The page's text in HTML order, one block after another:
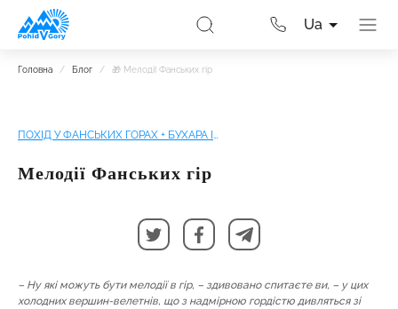
Ua
Головна / Блог / 🎁 Мелодії Фанських гір
ПОХІД У ФАНСЬКИХ ГОРАХ + БУХАРА І САМАРКАНД
Мелодії Фанських гір
– Ну які можуть бути мелодії в гір, – здивовано спитаєте ви, – у цих
холодних вершин-велетнів, що з надмірною гордістю дивляться зі